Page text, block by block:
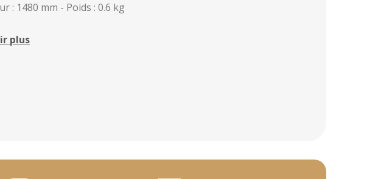
: 1480 mm - Poids : 0.6 kg
plus